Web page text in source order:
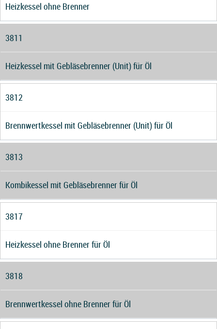
Heizkessel ohne Brenner
3811
Heizkessel mit Gebläsebrenner (Unit) für Öl
3812
Brennwertkessel mit Gebläsebrenner (Unit) für Öl
3813
Kombikessel mit Gebläsebrenner für Öl
3817
Heizkessel ohne Brenner für Öl
3818
Brennwertkessel ohne Brenner für Öl